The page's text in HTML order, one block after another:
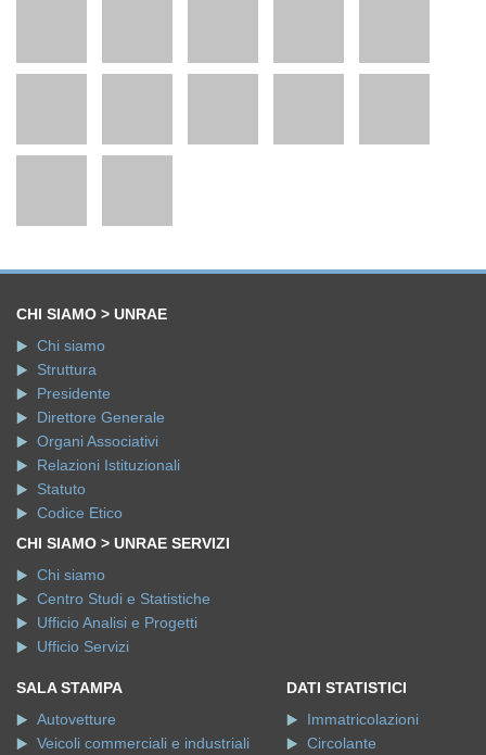
CHI SIAMO > UNRAE
Chi siamo
Struttura
Presidente
Direttore Generale
Organi Associativi
Relazioni Istituzionali
Statuto
Codice Etico
CHI SIAMO > UNRAE SERVIZI
Chi siamo
Centro Studi e Statistiche
Ufficio Analisi e Progetti
Ufficio Servizi
SALA STAMPA
Autovetture
Veicoli commerciali e industriali
DATI STATISTICI
Immatricolazioni
Circolante